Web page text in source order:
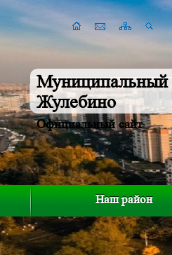
Муниципальный
Жулебино
Официальный сайт
Наш район